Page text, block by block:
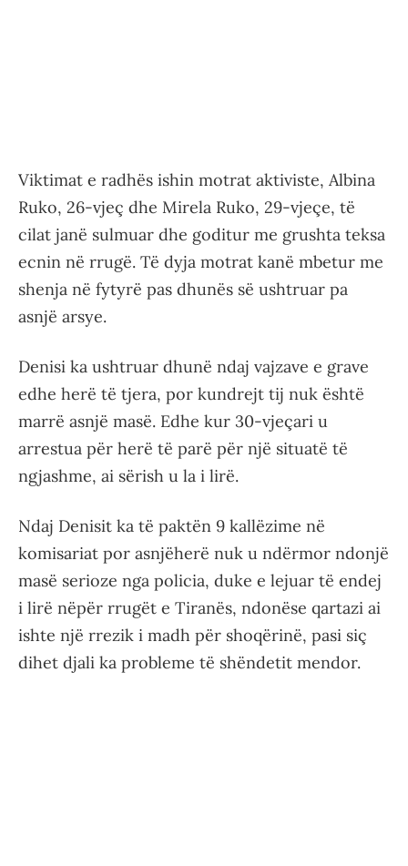
Viktimat e radhës ishin motrat aktiviste, Albina
Ruko, 26-vjeç dhe Mirela Ruko, 29-vjeçe, të
cilat janë sulmuar dhe goditur me grushta teksa
ecnin në rrugë. Të dyja motrat kanë mbetur me
shenja në fytyrë pas dhunës së ushtruar pa
asnjë arsye.
Denisi ka ushtruar dhunë ndaj vajzave e grave
edhe herë të tjera, por kundrejt tij nuk është
marrë asnjë masë. Edhe kur 30-vjeçari u
arrestua për herë të parë për një situatë të
ngjashme, ai sërish u la i lirë.
Ndaj Denisit ka të paktën 9 kallëzime në
komisariat por asnjëherë nuk u ndërmor ndonjë
masë serioze nga policia, duke e lejuar të endej
i lirë nëpër rrugët e Tiranës, ndonëse qartazi ai
ishte një rrezik i madh për shoqërinë, pasi siç
dihet djali ka probleme të shëndetit mendor.